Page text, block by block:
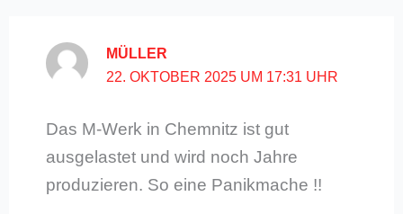
MÜLLER
22. OKTOBER 2025 UM 17:31 UHR
Das M-Werk in Chemnitz ist gut
ausgelastet und wird noch Jahre
produzieren. So eine Panikmache !!